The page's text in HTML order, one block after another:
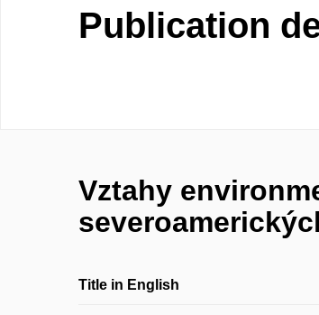
Publication
Vztahy
Title in English